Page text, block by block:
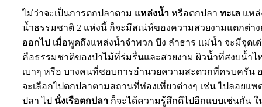
ไม่ว่าจะเป็นการตกปลาตาม แหล่งน้ำ หรือตกปลา ทะเล แหล่
น้ำธรรมชาติ 2 แห่งนี้ ก็จะมีสเน่ห์ของความสวยงามแตกต่า
ออกไป เมื่อพูดถึงแหล่งน้ำจำพวก บึง ลำธาร แม่น้ำ จะมีจุดเ
คือธรรมชาติของป่าไม้ที่ร่มรื่นและสวยงาม ผิวน้ำที่สงบน้ำไ
เบาๆ หรือ บางคนที่ชอบการอำนวยความสะดวกที่ครบครัน
จะเลือกไปตกปลาตามสถานที่ท่องเที่ยวต่างๆ เช่น ไปลอยแพ
ปลา ไป นั่งเรือตกปลา ก็จะได้ความรู้สึกดีไปอีกแบบเช่นกัน ใ